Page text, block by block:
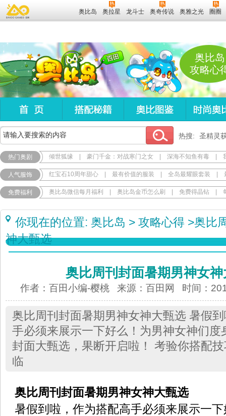
奥比岛 奥拉星 龙斗士 奥奇传说 奥雅之光 圈圈
奥比岛
攻略心
热搜: 圣精灵
热门奥剧 倾世狐缘 豪门千金：对战寒门之女 深海不知鱼有毒
人气服饰 红宝石10周年甜心 最有价值的服装 全岛最耀眼套装
免费福利 奥比岛微信每月福利 奥比岛金币怎么刷 免费得晶钻
你现在的位置: 奥比岛 > 攻略心得 >奥比
神大甄选
奥比周刊封面暑期男神女
作者：百田小编-樱桃 来源：百田网 时间：
奥比周刊封面暑期男神女神大甄选 暑假
手必须来展示一下好么！为男神女神们度
封面大甄选，果断开启啦！ 考验你搭配
临
奥比周刊封面暑期男神女神大甄选
暑假到啦，作为搭配高手必须来展示一